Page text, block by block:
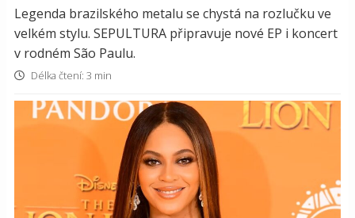
Legenda brazilského metalu se chystá na rozlučku ve
velkém stylu. SEPULTURA připravuje nové EP i koncert
v rodném São Paulu.
Délka čtení: 3 min